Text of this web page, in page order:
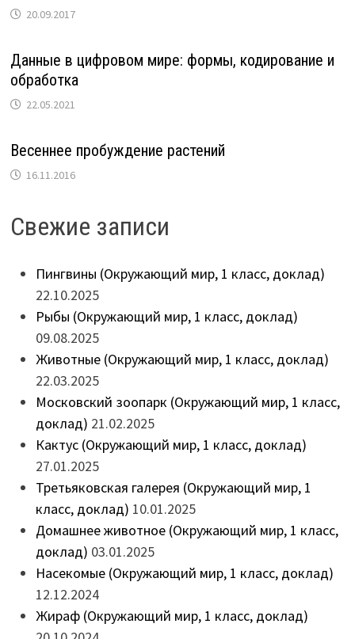
20.09.2017
Данные в цифровом мире: формы, кодирование и
обработка
22.05.2021
Весеннее пробуждение растений
16.11.2016
Свежие записи
Пингвины (Окружающий мир, 1 класс, доклад)
22.10.2025
Рыбы (Окружающий мир, 1 класс, доклад)
09.08.2025
Животные (Окружающий мир, 1 класс, доклад)
22.03.2025
Московский зоопарк (Окружающий мир, 1 класс,
доклад) 21.02.2025
Кактус (Окружающий мир, 1 класс, доклад)
27.01.2025
Третьяковская галерея (Окружающий мир, 1
класс, доклад) 10.01.2025
Домашнее животное (Окружающий мир, 1 класс,
доклад) 03.01.2025
Насекомые (Окружающий мир, 1 класс, доклад)
12.12.2024
Жираф (Окружающий мир, 1 класс, доклад)